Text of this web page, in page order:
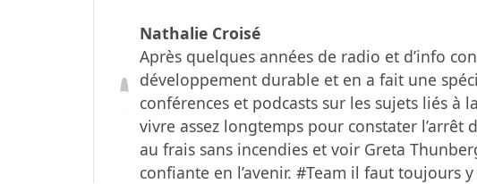
Nathalie Croisé
Après quelques années de radio et d’info
développement durable et en a fait une
conférences et podcasts sur les sujets liés à
vivre assez longtemps pour constater l’arrêt
au frais sans incendies et voir Greta
confiante en l’avenir. #Team il faut toujours